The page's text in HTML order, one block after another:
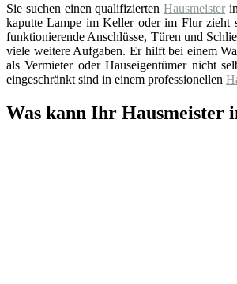
Sie suchen einen qualifiziertenHausmeister
kaputte Lampe im Keller oder im Flur zieht
funktionierende Anschlüsse, Türen und
viele weitere Aufgaben. Er hilft bei einem
als Vermieter oder Hauseigentümer nicht
eingeschränkt sind in einem professionellen
Was kann Ihr Hausmeister